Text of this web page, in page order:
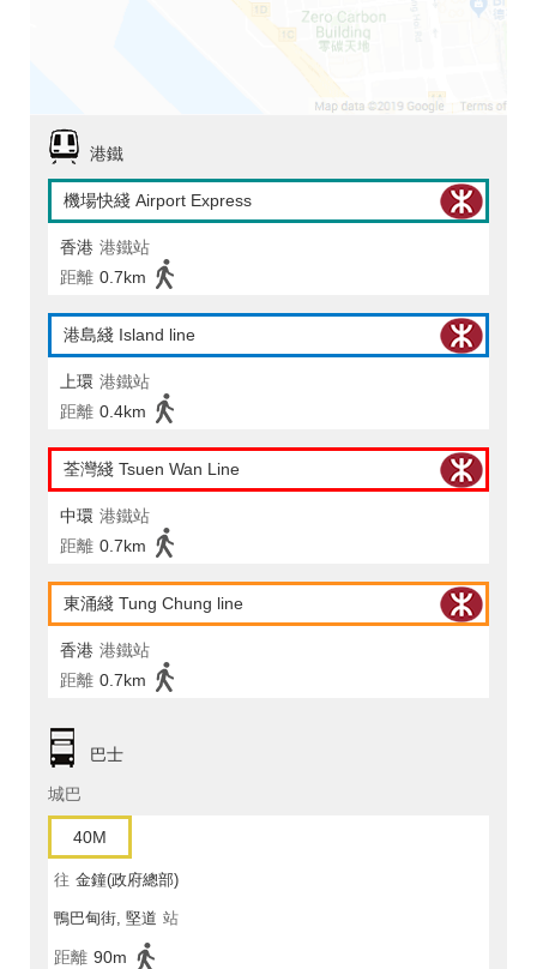
港鐵
機場快綫 Airport Express
香港 港鐵站
距離 0.7km
港島綫 Island line
上環 港鐵站
距離 0.4km
荃灣綫 Tsuen Wan Line
中環 港鐵站
距離 0.7km
東涌綫 Tung Chung line
香港 港鐵站
距離 0.7km
巴士
城巴
40M
往 金鐘(政府總部)
鴨巴甸街, 堅道 站
距離 90m